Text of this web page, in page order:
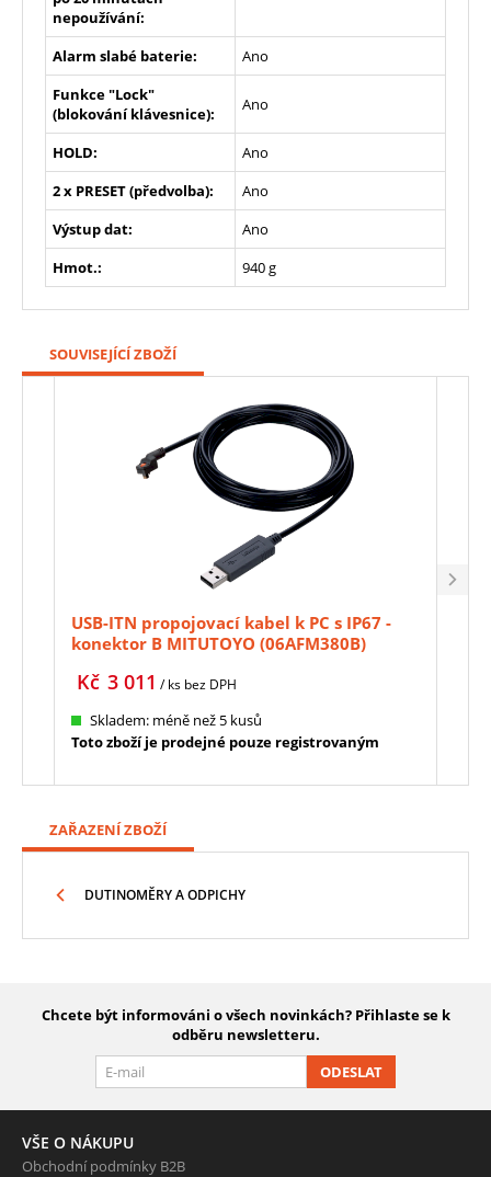
nepoužívání:
Alarm slabé baterie:
Ano
Funkce "Lock"
(blokování klávesnice):
Ano
HOLD:
Ano
2 x PRESET (předvolba):
Ano
Výstup dat:
Ano
Hmot.:
940 g
SOUVISEJÍCÍ ZBOŽÍ
USB-ITN propojovací kabel k PC s IP67 -
konektor B MITUTOYO (06AFM380B)
3 011
Kč / ks bez DPH
Skladem: méně než 5 kusů
Toto zboží je prodejné pouze registrovaným
ZAŘAZENÍ ZBOŽÍ
DUTINOMĚRY A ODPICHY
Chcete být informováni o všech novinkách? Přihlaste se k
odběru newsletteru.
ODESLAT
VŠE O NÁKUPU
Obchodní podmínky B2B